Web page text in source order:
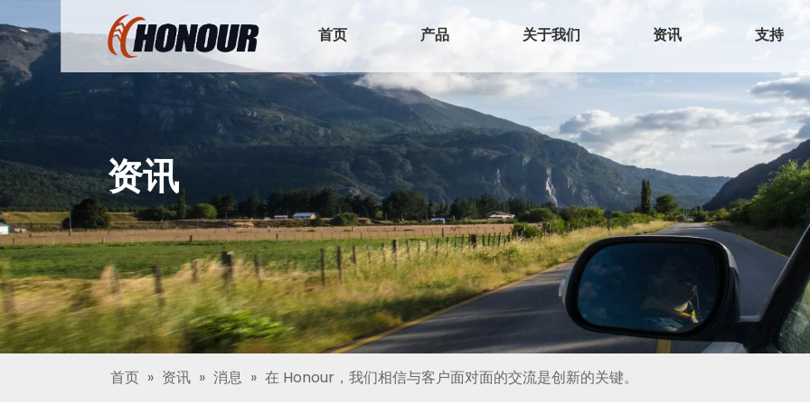
首页 产品 关于我们 资讯 支持
资讯
首页 » 资讯 » 消息 » 在 Honour，我们相信与客户面对面的交流是创新的关键。